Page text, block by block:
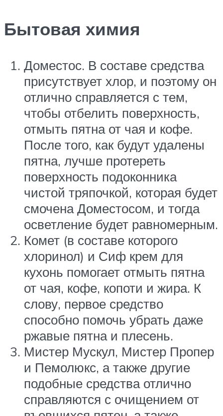
Бытовая химия
Доместос. В составе средства
присутствует хлор, и поэтому он
отлично справляется с тем,
чтобы отбелить поверхность,
отмыть пятна от чая и кофе.
После того, как будут удалены
пятна, лучше протереть
поверхность подоконника
чистой тряпочкой, которая будет
смочена Доместосом, и тогда
осветление будет равномерным.
Комет (в составе которого
хлоринол) и Сиф крем для
кухонь помогает отмыть пятна
от чая, кофе, копоти и жира. К
слову, первое средство
способно помочь убрать даже
ржавые пятна и плесень.
Мистер Мускул, Мистер Пропер
и Пемолюкс, а также другие
подобные средства отлично
справляются с очищением от